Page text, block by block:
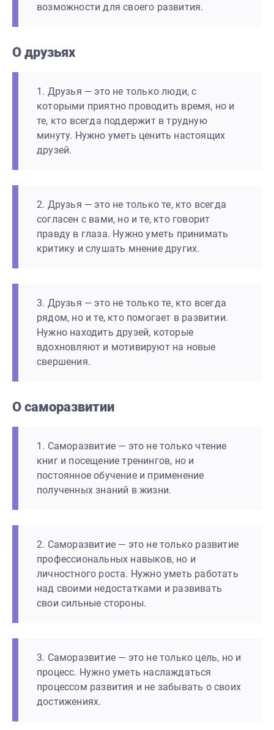
возможности для своего развития.
О друзьях
1. Друзья — это не только люди, с
которыми приятно проводить время, но и
те, кто всегда поддержит в трудную
минуту. Нужно уметь ценить настоящих
друзей.
2. Друзья — это не только те, кто всегда
согласен с вами, но и те, кто говорит
правду в глаза. Нужно уметь принимать
критику и слушать мнение других.
3. Друзья — это не только те, кто всегда
рядом, но и те, кто помогает в развитии.
Нужно находить друзей, которые
вдохновляют и мотивируют на новые
свершения.
О саморазвитии
1. Саморазвитие — это не только чтение
книг и посещение тренингов, но и
постоянное обучение и применение
полученных знаний в жизни.
2. Саморазвитие — это не только развитие
профессиональных навыков, но и
личностного роста. Нужно уметь работать
над своими недостатками и развивать
свои сильные стороны.
3. Саморазвитие — это не только цель, но и
процесс. Нужно уметь наслаждаться
процессом развития и не забывать о своих
достижениях.